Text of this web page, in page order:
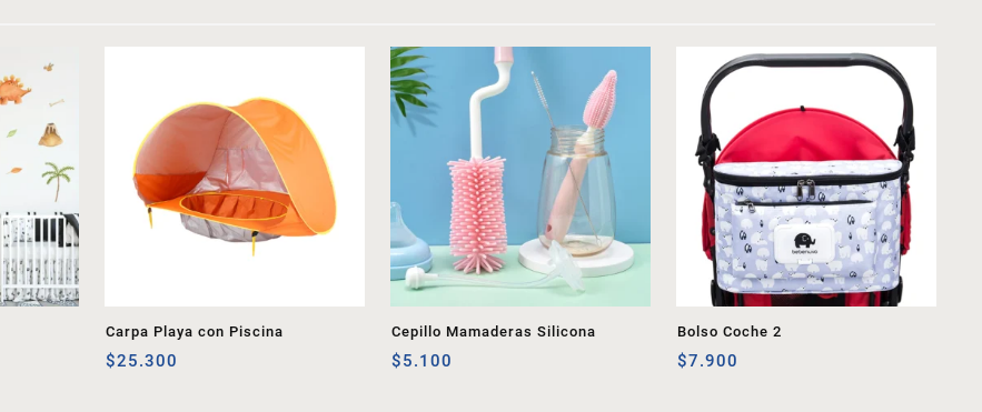
Carpa Playa con Piscina
$25.300
Cepillo Mamaderas Silicona
$5.100
Bolso Coche 2
$7.900